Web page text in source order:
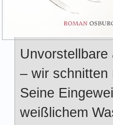
– wir schnitten
Seine
weißlichem